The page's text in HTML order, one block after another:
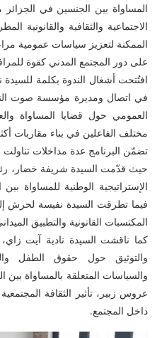
المساواة بين الجنسين في
الاجتماعية والثقافية والقانونية
الممكنة لتعزيز سياسات عمومية
على دور المجتمع المدني كقوة
افتُتحت أشغال الندوة بكلمة
في اتصال ومديرة مؤسسة صوت
العمومي حول قضايا المساواة
مختلف الفاعلين في بناء مقاربات
تضمّن البرنامج عدة مداخلات
حيث قدّمت السيدة شريفة خضار،
الإستراتيجية الوطنية للمساواة
فيما تطرقت السيدة نفيسة لحرش
المكتسبات القانونية والتطبيق
كما ناقشت السيدة نادية آيت
والسياسات المتعلقة بالمساواة
عروس زبير، تأثير الثقافة
داخل المجتمع.